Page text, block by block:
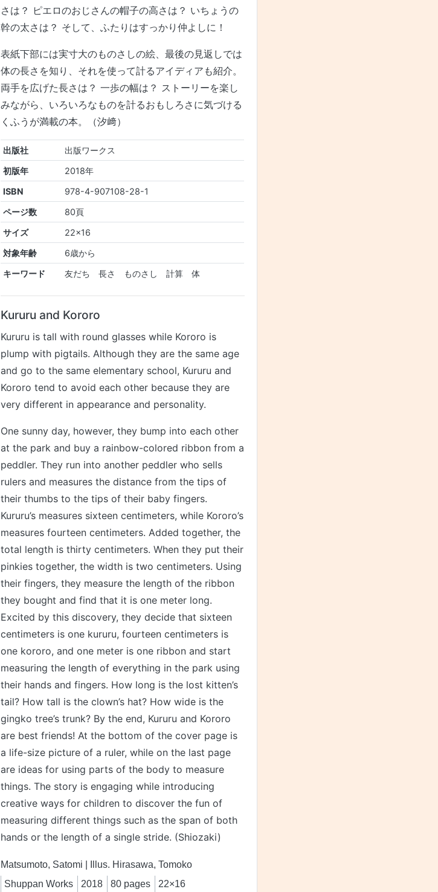
さは？ ピエロのおじさんの帽子の高さは？ いちょうの
幹の太さは？ そして、ふたりはすっかり仲よしに！
表紙下部には実寸大のものさしの絵、最後の見返しでは
体の長さを知り、それを使って計るアイディアも紹介。
両手を広げた長さは？ 一歩の幅は？ ストーリーを楽し
みながら、いろいろなものを計るおもしろさに気づける
くふうが満載の本。（汐﨑）
出版社
出版ワークス
初版年
2018年
ISBN
978-4-907108-28-1
ページ数
80頁
サイズ
22×16
対象年齢
6歳から
キーワード
友だち 長さ ものさし 計算 体
Kururu and Kororo
Kururu is tall with round glasses while Kororo is
plump with pigtails. Although they are the same age
and go to the same elementary school, Kururu and
Kororo tend to avoid each other because they are
very different in appearance and personality.
One sunny day, however, they bump into each other
at the park and buy a rainbow-colored ribbon from a
peddler. They run into another peddler who sells
rulers and measures the distance from the tips of
their thumbs to the tips of their baby fingers.
Kururu’s measures sixteen centimeters, while Kororo’s
measures fourteen centimeters. Added together, the
total length is thirty centimeters. When they put their
pinkies together, the width is two centimeters. Using
their fingers, they measure the length of the ribbon
they bought and find that it is one meter long.
Excited by this discovery, they decide that sixteen
centimeters is one kururu, fourteen centimeters is
one kororo, and one meter is one ribbon and start
measuring the length of everything in the park using
their hands and fingers. How long is the lost kitten’s
tail? How tall is the clown’s hat? How wide is the
gingko tree’s trunk? By the end, Kururu and Kororo
are best friends! At the bottom of the cover page is
a life-size picture of a ruler, while on the last page
are ideas for using parts of the body to measure
things. The story is engaging while introducing
creative ways for children to discover the fun of
measuring different things such as the span of both
hands or the length of a single stride. (Shiozaki)
Matsumoto, Satomi | Illus. Hirasawa, Tomoko
Shuppan Works
2018 80 pages 22×16